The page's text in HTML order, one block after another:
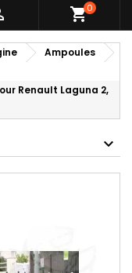
shopping_cart0
Ampoules
Renault Laguna 2,